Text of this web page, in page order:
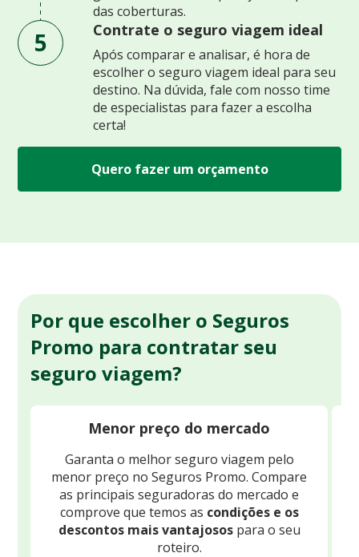
das coberturas.
5 Contrate o seguro viagem ideal
Após comparar e analisar, é hora de
escolher o seguro viagem ideal para seu
destino. Na dúvida, fale com nosso time
de especialistas para fazer a escolha
certa!
Quero fazer um orçamento
Por que escolher o Seguros
Promo para contratar seu
seguro viagem?
Menor preço do mercado
Garanta o melhor seguro viagem pelo
menor preço no Seguros Promo. Compare
as principais seguradoras do mercado e
comprove que temos as condições e os
descontos mais vantajosospara o seu
roteiro.